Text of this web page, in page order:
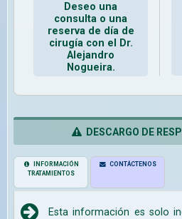
Deseo una
consulta o una
reserva de día de
cirugía con el Dr.
Alejandro
Nogueira.
DESCARGO DE
INFORMACIÓN
TRATAMIENTOS
CONTÁCTENOS
Esta información es solo